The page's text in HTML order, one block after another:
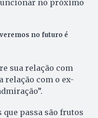
no próximo
no futuro é
sua relação com
relação com o ex-
passa são frutos